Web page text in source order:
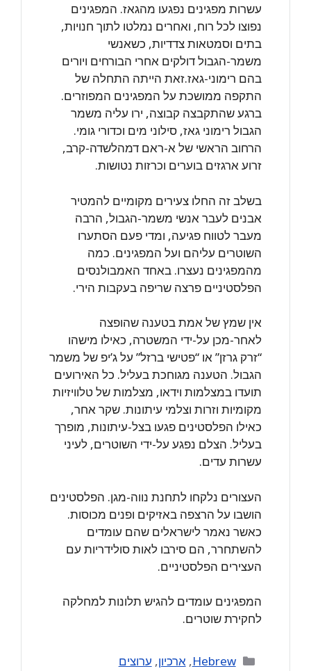
עשרות מפגינים נפגעו מהגאז. המפגינים
נפוצו לכל רוח, ואחרים נמלטו לתוך חנויות,
בתים וסמטאות צדדיות, כשאנשי
משמר-הגבול דולקים אחרי הבורחים ויורים
בהם רימוני-גאז.זאת הייתה התחלה של
התקפה ממושכת על המפגינים המפוזרים.
ברגע שהתקבצה קבוצה, ירו עליה משמר
הגבול רימוני גאז, סילוני מים וכדורי גומי.
הרחוב הראשי של א-ראם דמהלשדה-קרב,
זרוע ארגזים בוערים וכרזות נטושות.
בשלב זה החלו צעירים מקומיים להמטיר
אבנים לעבר אנשי משמר-הגבול, הרבה
מעבר לטווח פגיעה, ומדי פעם הסתערו
השוטרים עליהם ועל המפגינים. כמה
מהמפגינים נעצרו. באחד האמבולנסים
הפלסטיניים פרצה שריפה בעקבות הירי.
אין שמץ של אמת בטענה שהופצה
לאחר-מכן על-ידי המשטרה, כאילו מישהו
“זרק גרזן” או “פטישי ברזל” על ג’יפ של משמר
הגבול. הטענה מגוחכת בעליל. כל האירועים
תועדו במצלמות וידאו, מצלמות של טלוויזיות
מקומיות וזרות וצלמי עיתונות. שקר אחר,
כאילו הפלסטינים פגעו בצל-עיתונות, מופרך
בעליל. הצלם נפגע על-ידי השוטרים, לעיני
עשרות עדים.
העצורים נלקחו לתחנת נווה-מגן. הפלסטינים
הושבו על הרצפה באזיקים ופנים מכוסות.
כאשר נאמר לישראלים שהם עומדים
להשתחרר, הם סירבו לאות סולידריות עם
העצירים הפלסטיניים.
המפגינים עומדים להגיש תלונות למחלקה
לחקירת שוטרים.
Categories
Hebrew
,ארכיון, ערוצים